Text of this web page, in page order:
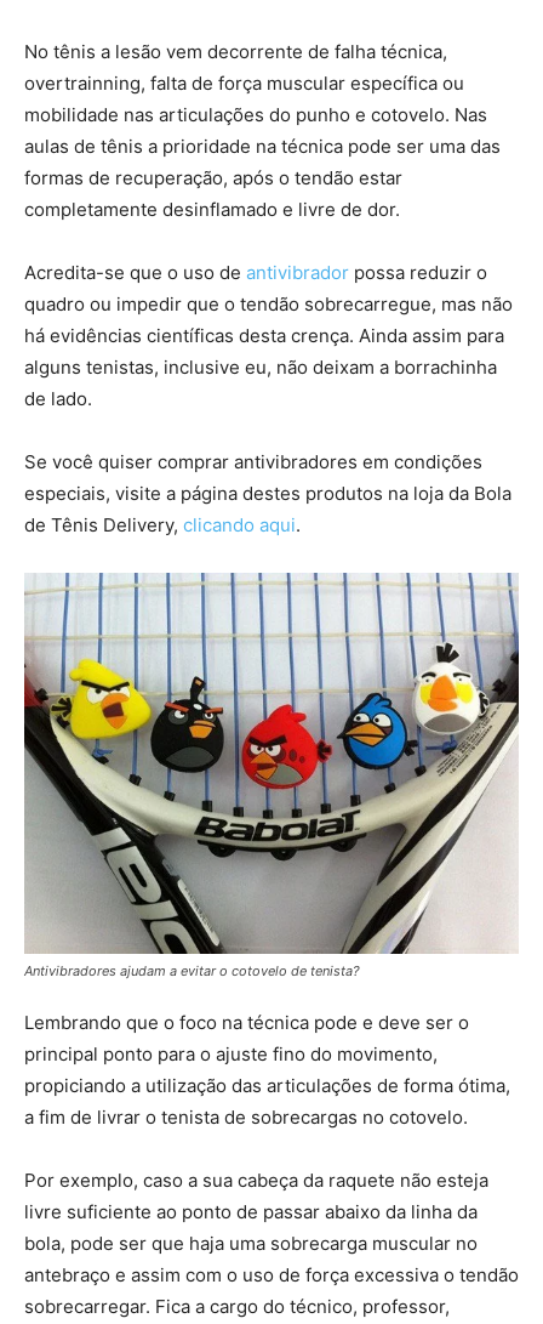
No tênis a lesão vem decorrente de falha técnica,
overtrainning, falta de força muscular específica ou
mobilidade nas articulações do punho e cotovelo. Nas
aulas de tênis a prioridade na técnica pode ser uma das
formas de recuperação, após o tendão estar
completamente desinflamado e livre de dor.
Acredita-se que o uso de antivibrador possa reduzir o
quadro ou impedir que o tendão sobrecarregue, mas não
há evidências científicas desta crença. Ainda assim para
alguns tenistas, inclusive eu, não deixam a borrachinha
de lado.
Se você quiser comprar antivibradores em condições
especiais, visite a página destes produtos na loja da Bola
de Tênis Delivery, clicando aqui.
Antivibradores ajudam a evitar o cotovelo de tenista?
Lembrando que o foco na técnica pode e deve ser o
principal ponto para o ajuste fino do movimento,
propiciando a utilização das articulações de forma ótima,
a fim de livrar o tenista de sobrecargas no cotovelo.
Por exemplo, caso a sua cabeça da raquete não esteja
livre suficiente ao ponto de passar abaixo da linha da
bola, pode ser que haja uma sobrecarga muscular no
antebraço e assim com o uso de força excessiva o tendão
sobrecarregar. Fica a cargo do técnico, professor,